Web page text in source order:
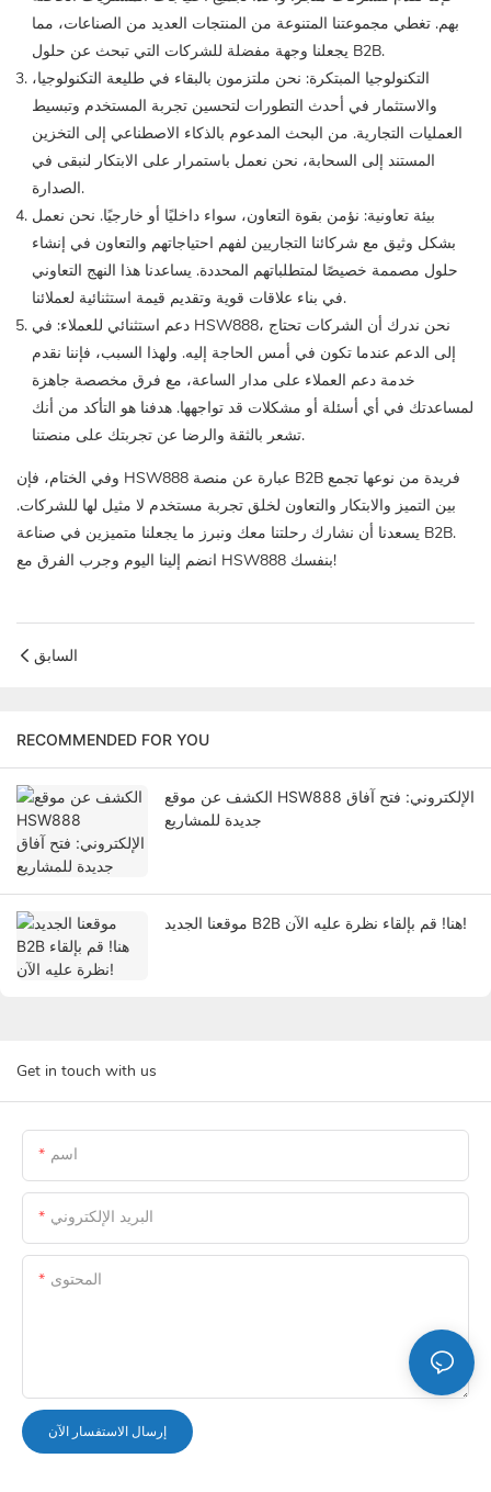
بهم. تغطي مجموعتنا المتنوعة من المنتجات العديد من الصناعات، مما
يجعلنا وجهة مفضلة للشركات التي تبحث عن حلول B2B.
التكنولوجيا المبتكرة: نحن ملتزمون بالبقاء في طليعة التكنولوجيا،
والاستثمار في أحدث التطورات لتحسين تجربة المستخدم وتبسيط
العمليات التجارية. من البحث المدعوم بالذكاء الاصطناعي إلى التخزين
المستند إلى السحابة، نحن نعمل باستمرار على الابتكار لنبقى في
الصدارة.
بيئة تعاونية: نؤمن بقوة التعاون، سواء داخليًا أو خارجيًا. نحن نعمل
بشكل وثيق مع شركائنا التجاريين لفهم احتياجاتهم والتعاون في إنشاء
حلول مصممة خصيصًا لمتطلباتهم المحددة. يساعدنا هذا النهج التعاوني
في بناء علاقات قوية وتقديم قيمة استثنائية لعملائنا.
دعم استثنائي للعملاء: في HSW888، نحن ندرك أن الشركات تحتاج
إلى الدعم عندما تكون في أمس الحاجة إليه. ولهذا السبب، فإننا نقدم
خدمة دعم العملاء على مدار الساعة، مع فرق مخصصة جاهزة
لمساعدتك في أي أسئلة أو مشكلات قد تواجهها. هدفنا هو التأكد من أنك
تشعر بالثقة والرضا عن تجربتك على منصتنا.
وفي الختام، فإن HSW888 عبارة عن منصة B2B فريدة من نوعها تجمع
بين التميز والابتكار والتعاون لخلق تجربة مستخدم لا مثيل لها للشركات.
يسعدنا أن نشارك رحلتنا معك ونبرز ما يجعلنا متميزين في صناعة B2B.
انضم إلينا اليوم وجرب الفرق مع HSW888 بنفسك!
السابق
RECOMMENDED FOR YOU
الكشف عن موقع HSW888 الإلكتروني: فتح آفاق
جديدة للمشاريع
موقعنا الجديد B2B هنا! قم بإلقاء نظرة عليه الآن!
Get in touch with us
اسم
البريد الإلكتروني
المحتوى
إرسال الاستفسار الآن